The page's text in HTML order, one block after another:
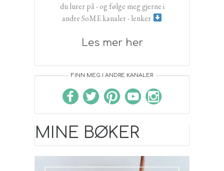
du lurer på - og følge meg gjerne i
andre SoME kanaler - lenker
Les mer her
FINN MEG I ANDRE KANALER
MINE BØKER